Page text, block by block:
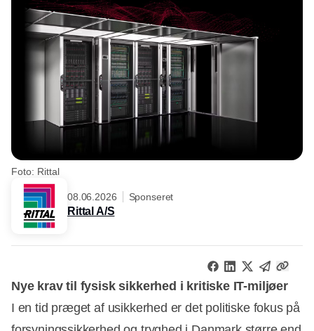
Foto: Rittal
08.06.2026 Sponseret
Rittal A/S
Nye krav til fysisk sikkerhed i kritiske IT-miljøer
I en tid præget af usikkerhed er det politiske fokus på